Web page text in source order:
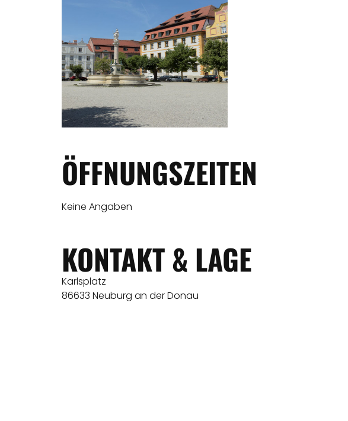
ÖFFNUNGSZEITEN
Keine Angaben
KONTAKT & LAGE
Karlsplatz
86633 Neuburg an der Donau